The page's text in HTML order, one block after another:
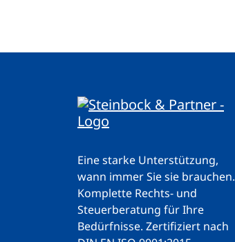
Eine starke Unterstützung,
wann immer Sie sie brauchen.
Komplette Rechts- und
Steuerberatung für Ihre
Bedürfnisse. Zertifiziert nach